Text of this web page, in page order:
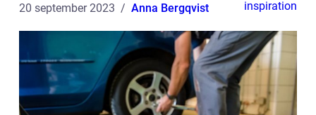
20 september 2023 Anna Bergqvist inspiration